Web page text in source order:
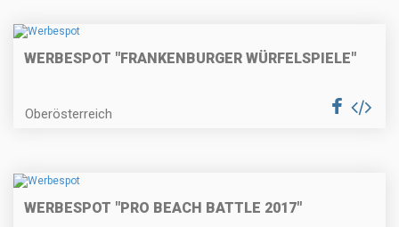
WERBESPOT "FRANKENBURGER WÜRFELSPIELE"
Oberösterreich
WERBESPOT "PRO BEACH BATTLE 2017"